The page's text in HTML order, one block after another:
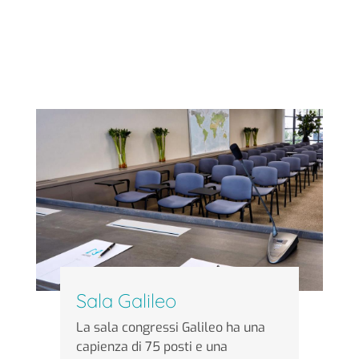
Sala Galileo
La sala congressi Galileo ha una
capienza di 75 posti e una